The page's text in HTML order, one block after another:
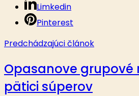
Limkedin
Pinterest
Predchádzajúci článok
Opasanove grupové
pätici súperov